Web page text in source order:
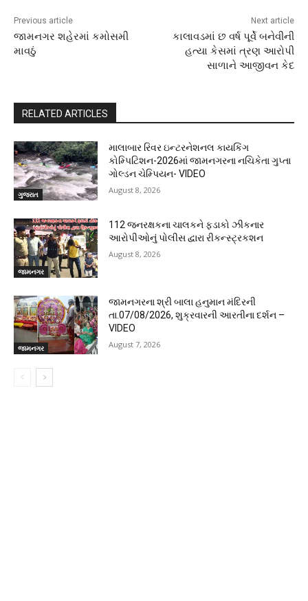
Previous article
જામનગર શહેરમાં કમોસમી
માવઠું
Next article
કાલાવડમાં છ વર્ષ પૂર્વે બનેવીની
હત્યા કેસમાં ત્રણ આરોપી
સાળાને આજીવન કેદ
RELATED ARTICLES
ગુજરાત
માલાબાર રિવર ઇન્ટરનેશનલ કાયકિંગ
કોમ્પિટિશન-2026માં જામનગરના નચિકેતા ગુપ્તા
ગોલ્ડન ચેમ્પિયન- VIDEO
August 8, 2026
જામનગર
112 જનરક્ષકના ચાલકને ફડાકો ઝીકનાર
આરોપીઓનું પોલીસ દ્વારા રીકન્સ્ટ્રકશન
August 8, 2026
જામનગર
જામનગરના શ્રી બાલા હનુમાન મંદિરની
તા.07/08/2026, શુક્રવારની આરતીના દર્શન –
VIDEO
August 7, 2026